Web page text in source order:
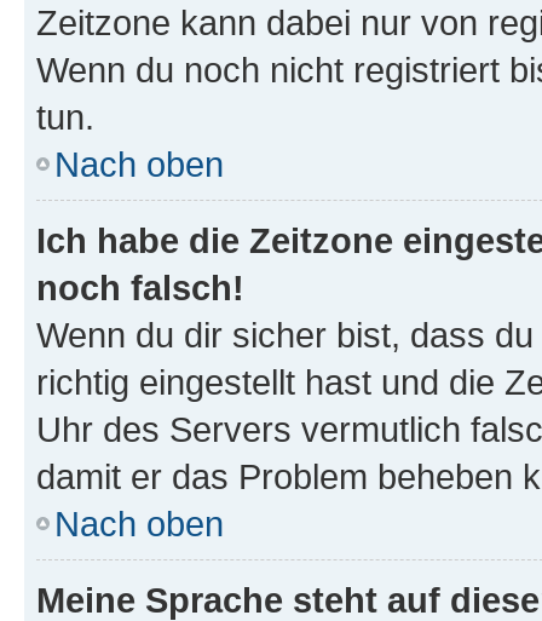
Zeitzone kann dabei nur von
Wenn du noch nicht registriert
tun.
Nach oben
Ich habe die Zeitzone
noch falsch!
Wenn du dir sicher bist, dass
richtig eingestellt hast und die
Uhr des Servers vermutlich
damit er das Problem beheben
Nach oben
Meine Sprache steht auf